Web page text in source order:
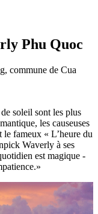
Phu Quoc
commune de Cua
soleil sont les plus
les causeuses
le fameux « L’heure du
Waverly à ses
est magique -